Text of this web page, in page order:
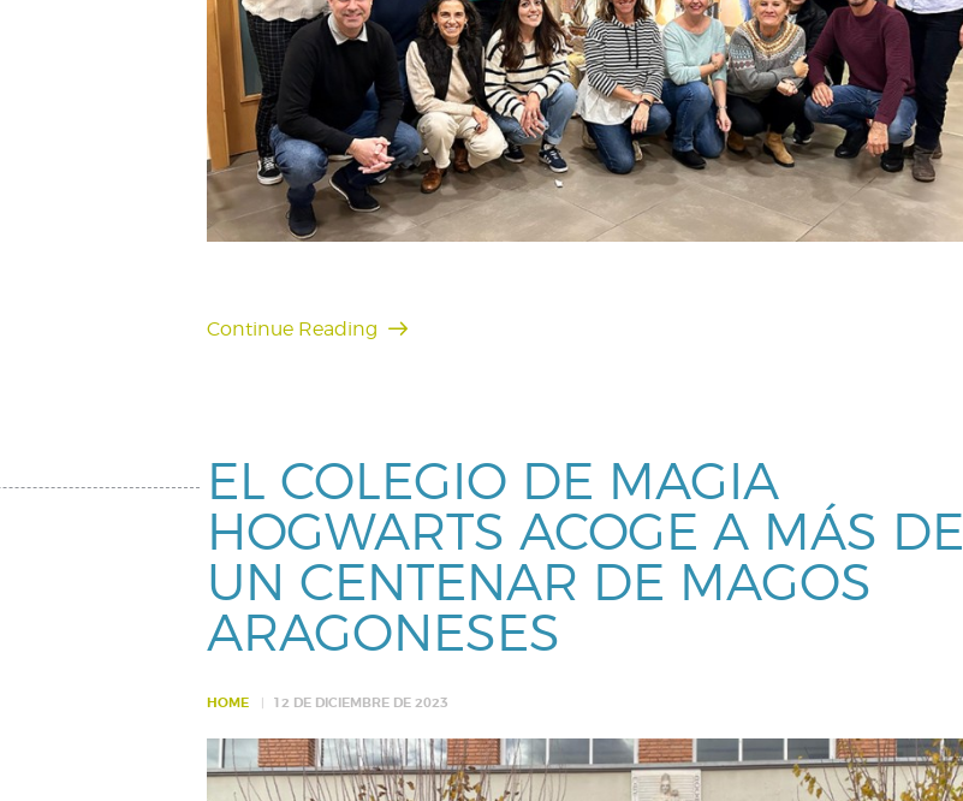
Continue Reading
EL COLEGIO DE MAGIA
HOGWARTS ACOGE A MÁS DE
UN CENTENAR DE MAGOS
ARAGONESES
HOME 12 DE DICIEMBRE DE 2023